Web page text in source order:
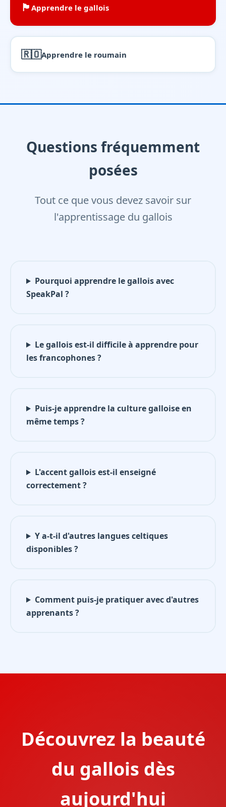
🏴󠁧󠁢󠁷󠁬󠁳󠁿 Apprendre le gallois
🇷🇴Apprendre le roumain
Questions fréquemment
posées
Tout ce que vous devez savoir sur
l'apprentissage du gallois
Pourquoi apprendre le gallois avec
SpeakPal ?
Le gallois est-il difficile à apprendre pour
les francophones ?
Puis-je apprendre la culture galloise en
même temps ?
L'accent gallois est-il enseigné
correctement ?
Y a-t-il d'autres langues celtiques
disponibles ?
Comment puis-je pratiquer avec d'autres
apprenants ?
Découvrez la beauté
du gallois dès
aujourd'hui